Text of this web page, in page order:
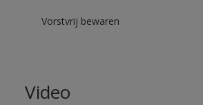
Vorstvrij bewaren
Video